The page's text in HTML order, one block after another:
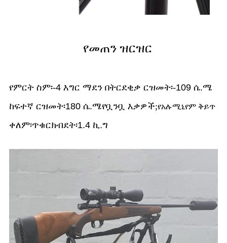
የመጠን ዝርዝር
የምርት ስም፡-4 እግር ማደን በትርደቂቃ ርዝመት፡-109 ሴ.ሜ
ከፍተኛ ርዝመት፡180 ሴ.ሜየቧንቧ እቃዎች;የአሉሚኒየም ቅይጥ
ቀለም፡ጥቁርክብደት፡1.4 ኪ.ግ